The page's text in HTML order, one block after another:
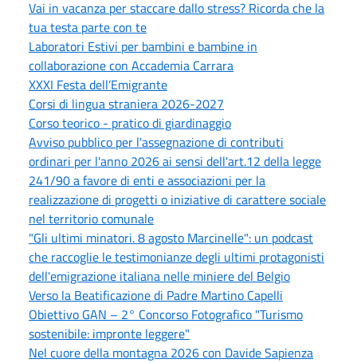
Vai in vacanza per staccare dallo stress? Ricorda che la
tua testa parte con te
Laboratori Estivi per bambini e bambine in
collaborazione con Accademia Carrara
XXXI Festa dell’Emigrante
Corsi di lingua straniera 2026-2027
Corso teorico - pratico di giardinaggio
Avviso pubblico per l'assegnazione di contributi
ordinari per l'anno 2026 ai sensi dell'art.12 della legge
241/90 a favore di enti e associazioni per la
realizzazione di progetti o iniziative di carattere sociale
nel territorio comunale
"Gli ultimi minatori. 8 agosto Marcinelle": un podcast
che raccoglie le testimonianze degli ultimi protagonisti
dell'emigrazione italiana nelle miniere del Belgio
Verso la Beatificazione di Padre Martino Capelli
Obiettivo GAN – 2° Concorso Fotografico "Turismo
sostenibile: impronte leggere"
Nel cuore della montagna 2026 con Davide Sapienza